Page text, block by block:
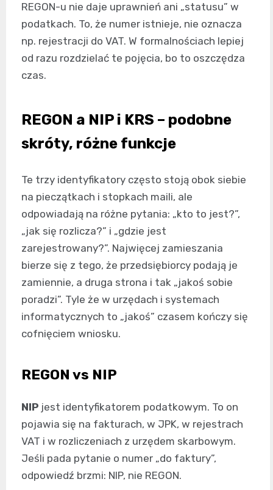
REGON-u nie daje uprawnień ani „statusu” w
podatkach. To, że numer istnieje, nie oznacza
np. rejestracji do VAT. W formalnościach lepiej
od razu rozdzielać te pojęcia, bo to oszczędza
czas.
REGON a NIP i KRS – podobne
skróty, różne funkcje
Te trzy identyfikatory często stoją obok siebie
na pieczątkach i stopkach maili, ale
odpowiadają na różne pytania: „kto to jest?”,
„jak się rozlicza?” i „gdzie jest
zarejestrowany?”. Najwięcej zamieszania
bierze się z tego, że przedsiębiorcy podają je
zamiennie, a druga strona i tak „jakoś sobie
poradzi”. Tyle że w urzędach i systemach
informatycznych to „jakoś” czasem kończy się
cofnięciem wniosku.
REGON vs NIP
NIP jest identyfikatorem podatkowym. To on
pojawia się na fakturach, w JPK, w rejestrach
VAT i w rozliczeniach z urzędem skarbowym.
Jeśli pada pytanie o numer „do faktury”,
odpowiedź brzmi: NIP, nie REGON.